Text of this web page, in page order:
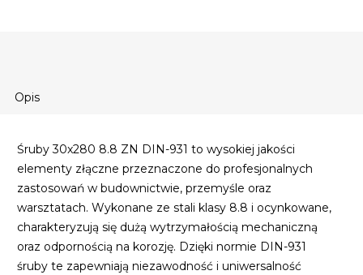
Opis
Śruby 30x280 8.8 ZN DIN-931 to wysokiej jakości
elementy złączne przeznaczone do profesjonalnych
zastosowań w budownictwie, przemyśle oraz
warsztatach. Wykonane ze stali klasy 8.8 i ocynkowane,
charakteryzują się dużą wytrzymałością mechaniczną
oraz odpornością na korozję. Dzięki normie DIN-931
śruby te zapewniają niezawodność i uniwersalność